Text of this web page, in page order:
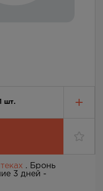
шт.
. Бронь
3 дней -